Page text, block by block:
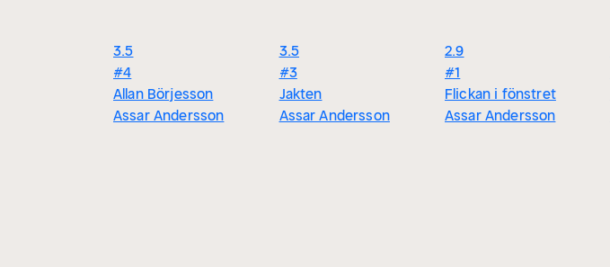
3.5
#4
Allan Börjesson
Assar Andersson
3.5
#3
Jakten
Assar Andersson
2.9
#1
Flickan i fönstret
Assar Andersson